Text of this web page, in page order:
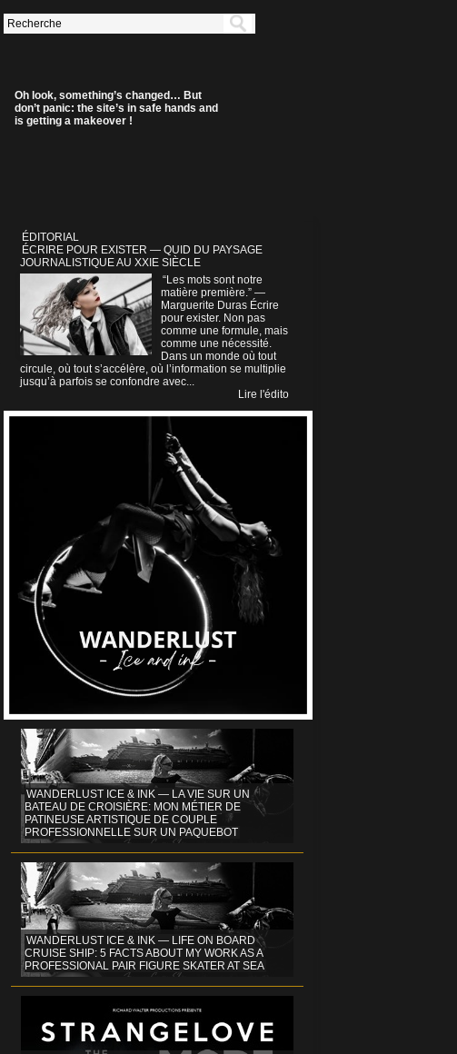
Oh look, something’s changed… But
don’t panic: the site’s in safe hands and
is getting a makeover !
ÉDITORIAL
ÉCRIRE POUR EXISTER — QUID DU PAYSAGE
JOURNALISTIQUE AU XXIE SIÈCLE
“Les mots sont notre
matière première.” —
Marguerite Duras Écrire
pour exister. Non pas
comme une formule, mais
comme une nécessité.
Dans un monde où tout
circule, où tout s’accélère, où l’information se multiplie
jusqu’à parfois se confondre avec...
Lire l'édito
WANDERLUST ICE & INK — LA VIE SUR UN
BATEAU DE CROISIÈRE: MON MÉTIER DE
PATINEUSE ARTISTIQUE DE COUPLE
PROFESSIONNELLE SUR UN PAQUEBOT
WANDERLUST ICE & INK — LIFE ON BOARD
CRUISE SHIP: 5 FACTS ABOUT MY WORK AS A
PROFESSIONAL PAIR FIGURE SKATER AT SEA